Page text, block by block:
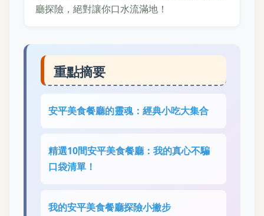
廳探險，絕對讓你口水流滿地！
重點摘要
安平美食餐廳的靈魂：經典小吃大集合
精選10間安平美食餐廳：我的真心不騙
口袋清單！
我的安平美食餐廳探險小撇步